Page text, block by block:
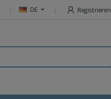
DE Registrieren